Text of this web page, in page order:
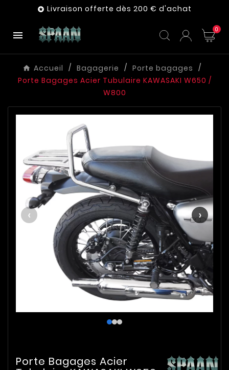
 Livraison offerte dès 200 € d'achat
 0
Accueil Bagagerie
Porte bagages
Porte Bagages Acier Tubulaire KAWASAKI W650 /
W800
‹ ›
Porte Bagages Acier